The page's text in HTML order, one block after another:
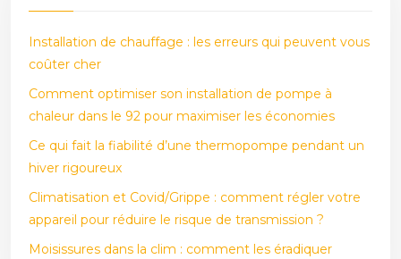
Installation de chauffage : les erreurs qui peuvent vous
coûter cher
Comment optimiser son installation de pompe à
chaleur dans le 92 pour maximiser les économies
Ce qui fait la fiabilité d’une thermopompe pendant un
hiver rigoureux
Climatisation et Covid/Grippe : comment régler votre
appareil pour réduire le risque de transmission ?
Moisissures dans la clim : comment les éradiquer